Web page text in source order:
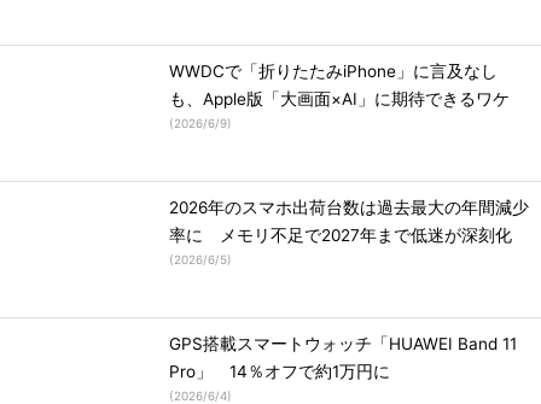
WWDCで「折りたたみiPhone」に言及なし
も、Apple版「大画面×AI」に期待できるワケ
(2026/6/9)
2026年のスマホ出荷台数は過去最大の年間減少
率に メモリ不足で2027年まで低迷が深刻化
(2026/6/5)
GPS搭載スマートウォッチ「HUAWEI Band 11
Pro」 14％オフで約1万円に
(2026/6/4)